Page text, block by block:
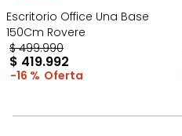
Escritorio Office Una Base
150Cm Rovere
$ 499.990
$ 419.992
16 %